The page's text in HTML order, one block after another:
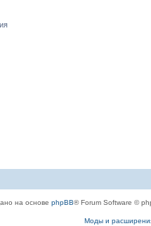
на основе phpBB® Forum Software ©
Моды и